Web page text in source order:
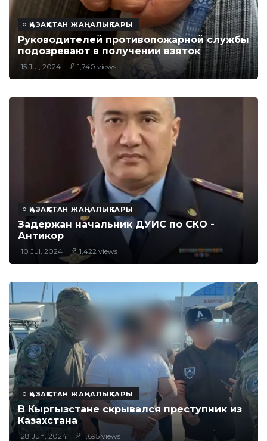
ҚАЗАҚСТАН ЖАҢАЛЫҚТАРЫ
Руководителей противопожарной службы
подозревают в получении взяток
15 Jul, 2024 1,740 views
ҚАЗАҚСТАН ЖАҢАЛЫҚТАРЫ
Задержан начальник ДУИС по СКО -
Антикор
10 Jul, 2024 1,422 views
ҚАЗАҚСТАН ЖАҢАЛЫҚТАРЫ
В Кыргызстане скрывался преступник из
Казахстана
28 Jun, 2024 1,695 views